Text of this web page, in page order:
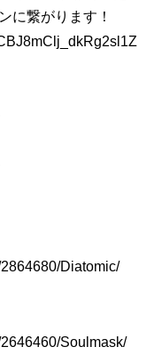
に繋がります！
Diatomic/
Soulmask/